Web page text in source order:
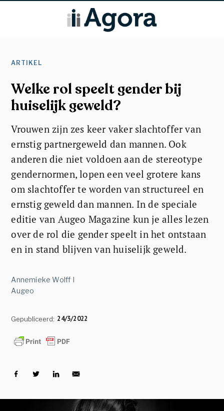
ARTIKEL
Welke rol speelt gender bij
huiselijk geweld?
Vrouwen zijn zes keer vaker slachtoffer van
ernstig partnergeweld dan mannen. Ook
anderen die niet voldoen aan de stereotype
gendernormen, lopen een veel grotere kans
om slachtoffer te worden van structureel en
ernstig geweld dan mannen. In de speciale
editie van Augeo Magazine kun je alles lezen
over de rol die gender speelt in het ontstaan
en in stand blijven van huiselijk geweld.
Annemieke Wolff I
Augeo
Gepubliceerd: 24/3/2022